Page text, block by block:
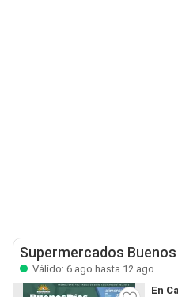
Supermercados Buenos
Válido: 6 ago hasta 12 ago
En